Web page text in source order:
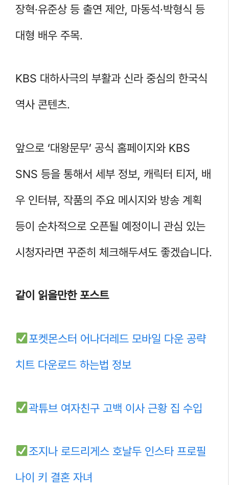
장혁·유준상 등 출연 제안, 마동석·박형식 등
대형 배우 주목.
KBS 대하사극의 부활과 신라 중심의 한국식
역사 콘텐츠.
앞으로 ‘대왕문무’ 공식 홈페이지와 KBS
SNS 등을 통해서 세부 정보, 캐릭터 티저, 배
우 인터뷰, 작품의 주요 메시지와 방송 계획
등이 순차적으로 오픈될 예정이니 관심 있는
시청자라면 꾸준히 체크해두셔도 좋겠습니다.
같이 읽을만한 포스트
포켓몬스터 어나더레드 모바일 다운 공략
치트 다운로드 하는법 정보
곽튜브 여자친구 고백 이사 근황 집 수입
조지나 로드리게스 호날두 인스타 프로필
나이 키 결혼 자녀